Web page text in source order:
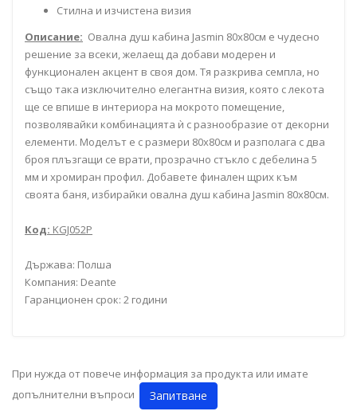
Стилна и изчистена визия
Описание: Овална душ кабина Jasmin 80x80см е чудесно
решение за всеки, желаещ да добави модерен и
функционален акцент в своя дом. Тя разкрива семпла, но
също така изключително елегантна визия, която с лекота
ще се впише в интериора на мокрото помещение,
позволявайки комбинацията ѝ с разнообразие от декорни
елементи. Моделът е с размери 80х80см и разполага с два
броя плъзгащи се врати, прозрачно стъкло с дебелина 5
мм и хромиран профил. Добавете финален щрих към
своята баня, избирайки овална душ кабина Jasmin 80х80см.
Код: KGJ052P
Държава: Полша
Компания: Deante
Гаранционен срок: 2 години
При нужда от повече информация за продукта или имате
допълнителни въпроси
Запитване